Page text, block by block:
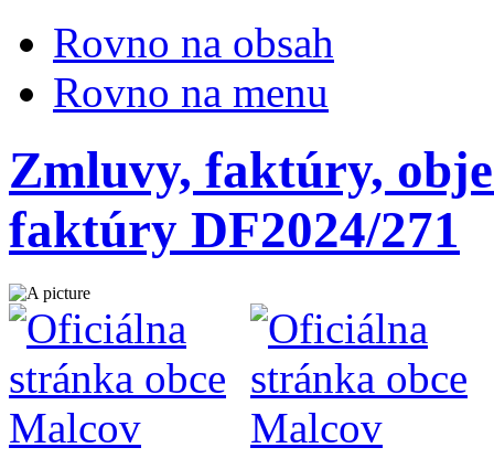
Rovno na obsah
Rovno na menu
Zmluvy, faktúry,
faktúry DF2024/271